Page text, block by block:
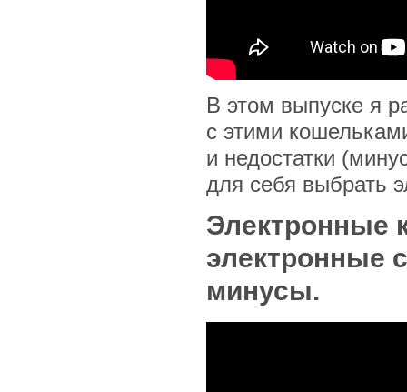
В этом выпуске я
с этими
и недостатки
для себя выбрать
Электронные
электронные
минусы.